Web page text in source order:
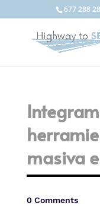
677 288
masiva
0 Comments